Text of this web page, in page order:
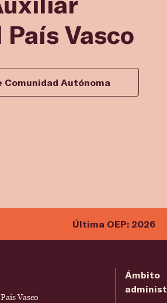
Vasco
Autónoma
Última OEP: 2026
Vasco
Ámbito